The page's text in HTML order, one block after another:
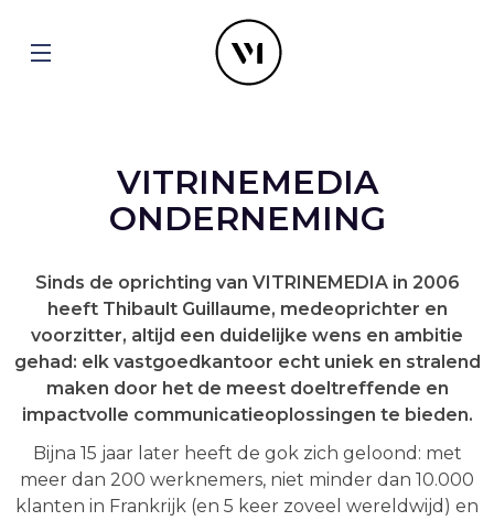
VITRINEMEDIA
ONDERNEMING
Sinds de oprichting van VITRINEMEDIA in 2006
heeft Thibault Guillaume, medeoprichter en
voorzitter, altijd een duidelijke wens en ambitie
gehad: elk vastgoedkantoor echt uniek en stralend
maken door het de meest doeltreffende en
impactvolle communicatieoplossingen te bieden.
Bijna 15 jaar later heeft de gok zich geloond: met
meer dan 200 werknemers, niet minder dan 10.000
klanten in Frankrijk (en 5 keer zoveel wereldwijd) en